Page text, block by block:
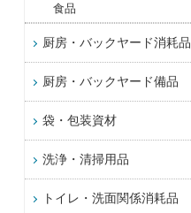
食品
厨房・バックヤード消耗品
厨房・バックヤード備品
袋・包装資材
洗浄・清掃用品
トイレ・洗面関係消耗品